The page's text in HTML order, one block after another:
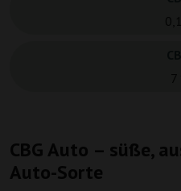
CBG Auto – süße,
Auto-Sorte